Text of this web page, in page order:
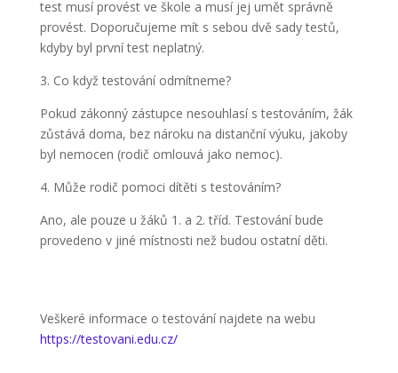
test musí provést ve škole a musí jej umět správně
provést. Doporučujeme mít s sebou dvě sady testů,
kdyby byl první test neplatný.
3. Co když testování odmítneme?
Pokud zákonný zástupce nesouhlasí s testováním, žák
zůstává doma, bez nároku na distanční výuku, jakoby
byl nemocen (rodič omlouvá jako nemoc).
4. Může rodič pomoci dítěti s testováním?
Ano, ale pouze u žáků 1. a 2. tříd. Testování bude
provedeno v jiné místnosti než budou ostatní děti.
Veškeré informace o testování najdete na webu
https://testovani.edu.cz/